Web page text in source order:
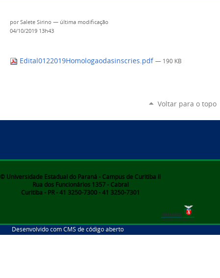
porSalete Sirino — última modificação
04/10/2019 13h43
Edital0122019Homologaodasinscries.pdf — 190 KB
Voltar para o topo
© Universidade Estadual do Paraná - Campus de Curitiba II
Rua dos Funcionários 1357 - Cabral
Curitiba - PR - 41 3250-7300 - 41 3250-7301
Desenvolvido com CMS de código aberto